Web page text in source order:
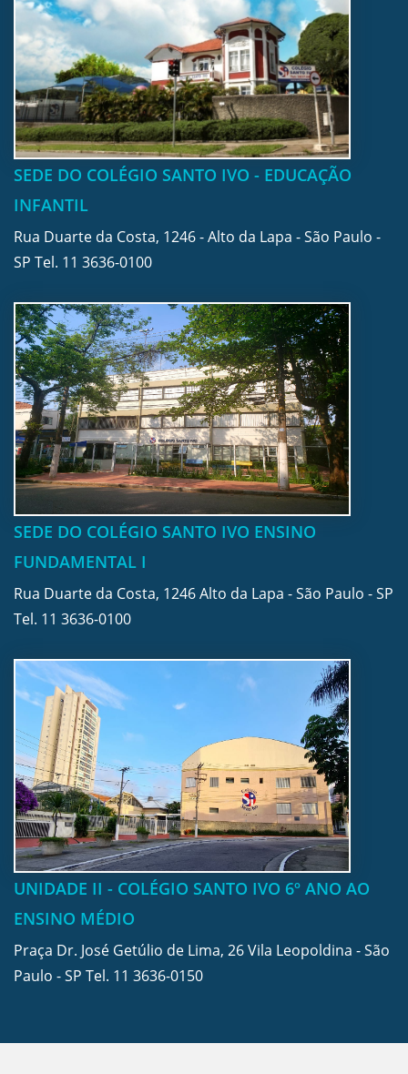
SEDE DO COLÉGIO SANTO IVO - EDUCAÇÃO
INFANTIL
Rua Duarte da Costa, 1246 - Alto da Lapa - São Paulo -
SP Tel. 11 3636-0100
SEDE DO COLÉGIO SANTO IVO ENSINO
FUNDAMENTAL I
Rua Duarte da Costa, 1246 Alto da Lapa - São Paulo - SP
Tel. 11 3636-0100
UNIDADE II - COLÉGIO SANTO IVO 6º ANO AO
ENSINO MÉDIO
Praça Dr. José Getúlio de Lima, 26 Vila Leopoldina - São
Paulo - SP Tel. 11 3636-0150